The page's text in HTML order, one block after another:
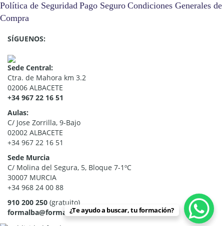
Política de Seguridad Pago Seguro Condiciones Generales de
Compra
SÍGUENOS:
Sede Central:
Ctra. de Mahora km 3.2
02006 ALBACETE
+34 967 22 16 51
Aulas:
C/ Jose Zorrilla, 9-Bajo
02002 ALBACETE
+34 967 22 16 51
Sede Murcia
C/ Molina del Segura, 5, Bloque 7-1ºC
30007 MURCIA
+34 968 24 00 88
910 200 250 (gratuito)
formalba@formalba.es¿Te ayudo a buscar, tu formación?